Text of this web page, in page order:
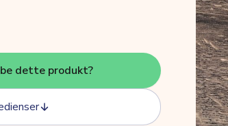
dette produkt?